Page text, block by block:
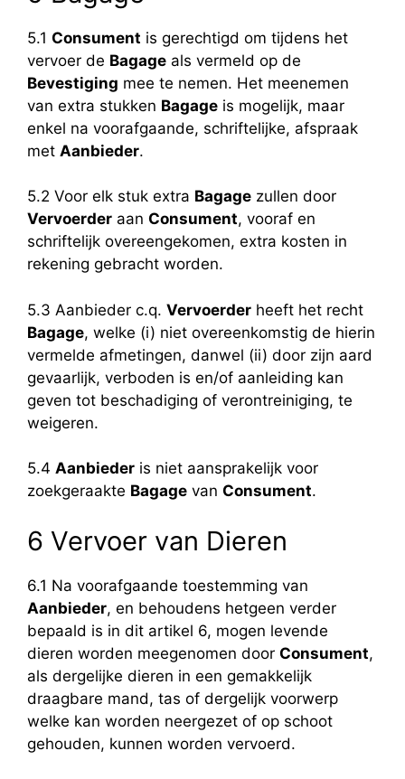
5.1 Consument is gerechtigd om tijdens het
vervoer de Bagage als vermeld op de
Bevestiging mee te nemen. Het meenemen
van extra stukken Bagage is mogelijk, maar
enkel na voorafgaande, schriftelijke, afspraak
met Aanbieder.
5.2 Voor elk stuk extra Bagage zullen door
Vervoerder aan Consument, vooraf en
schriftelijk overeengekomen, extra kosten in
rekening gebracht worden.
5.3 Aanbieder c.q. Vervoerder heeft het recht
Bagage, welke (i) niet overeenkomstig de hierin
vermelde afmetingen, danwel (ii) door zijn aard
gevaarlijk, verboden is en/of aanleiding kan
geven tot beschadiging of verontreiniging, te
weigeren.
5.4 Aanbieder is niet aansprakelijk voor
zoekgeraakte Bagage van Consument.
6 Vervoer van Dieren
6.1 Na voorafgaande toestemming van
Aanbieder, en behoudens hetgeen verder
bepaald is in dit artikel 6, mogen levende
dieren worden meegenomen door Consument,
als dergelijke dieren in een gemakkelijk
draagbare mand, tas of dergelijk voorwerp
welke kan worden neergezet of op schoot
gehouden, kunnen worden vervoerd.